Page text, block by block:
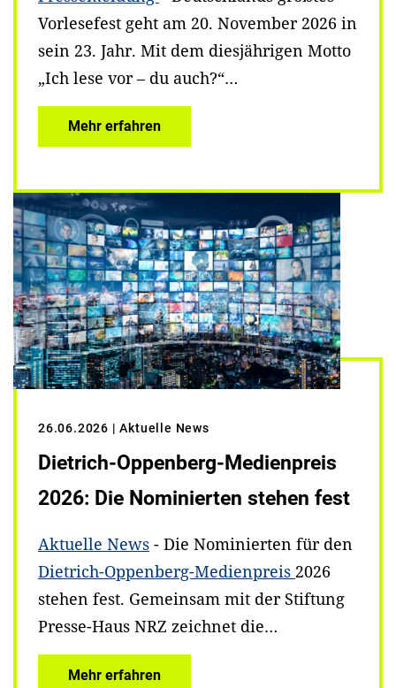
Vorlesefest geht am 20. November 2026 in
sein 23. Jahr. Mit dem diesjährigen Motto
„Ich lese vor – du auch?“…
Mehr erfahren
26.06.2026 | Aktuelle News
Dietrich-Oppenberg-Medienpreis
2026: Die Nominierten stehen fest
Aktuelle News - Die Nominierten für den
Dietrich-Oppenberg-Medienpreis 2026
stehen fest. Gemeinsam mit der Stiftung
Presse-Haus NRZ zeichnet die…
Mehr erfahren